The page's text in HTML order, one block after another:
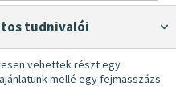
tudnivalói
vehettek részt egy
mellé egy fejmasszázs